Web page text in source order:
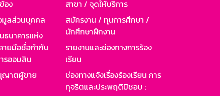
อง
มูลส่วนบุคคล
นาคารแห่ง
ายมือชื่อกำกับ
รออมสิน
ญาตผู้ขาย
สาขา / จุดให้บริการ
สมัครงาน / ทุนการศึกษา /
นักศึกษาฝึกงาน
รายงานและช่องทางการร้อง
เรียน
ช่องทางแจ้งเรื่องร้องเรียน การ
ทุจริตและประพฤติมิชอบ :